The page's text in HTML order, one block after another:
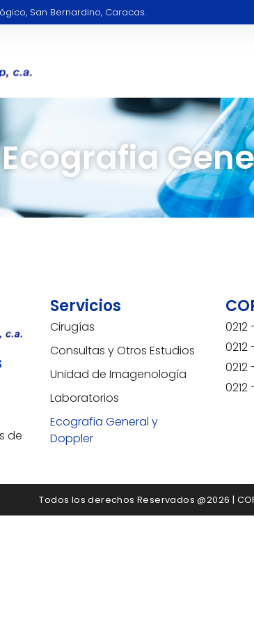
San Bernardino, Caracas.
Ecografia
de
Servicios
Cirugías
Consultas y Otros Estudios
Unidad de Imagenología
Laboratorios
Ecografia General y
Doppler
0212
0212
0212
0212
Todos los derechos Reservados @2026 |